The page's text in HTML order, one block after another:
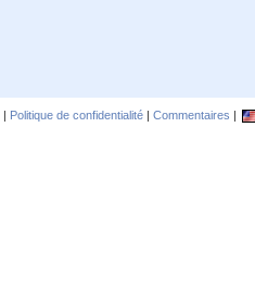
| Politique de confidentialité | Commentaires |